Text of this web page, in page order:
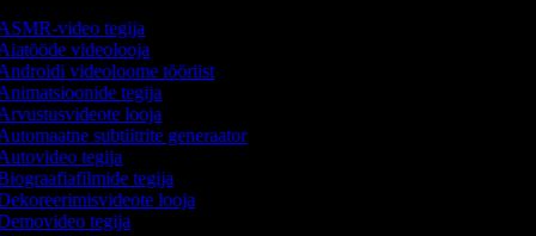
video tegija
videolooja
videoloome tööriist
tegija
looja
subtiitrite generaator
tegija
tegija
looja
tegija